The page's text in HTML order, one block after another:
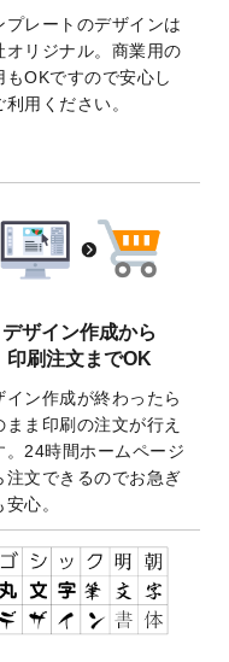
・差し替え・トリミン
間でパーツを流用する
ました。
ーのデザインテンプレ
した。
キーホルダーが作成で
た！
カレンダーデザイン
いたしました。
ァイルバッグ が作成で
た！
デザインテンプレート
。
いのデザインテンプ
ました。
やイラスト素材が無料
プレートのデザインは
オリジナル。商業用の
もOKですので安心し
利用ください。
デザイン作成から
印刷注文までOK
イン作成が終わったら
まま印刷の注文が行え
。24時間ホームページ
注文できるのでお急ぎ
安心。